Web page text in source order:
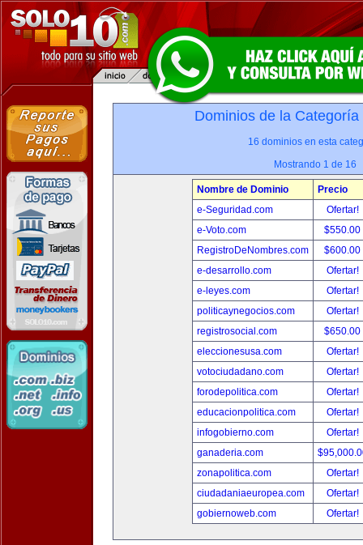
Dominios de la
16 dominios en esta
Mostrando 1 de 16
Nombre de Dominio
Precio
e-Seguridad.com
Ofertar!
e-Voto.com
$550.00
RegistroDeNombres.com
$600.00
e-desarrollo.com
Ofertar!
e-leyes.com
Ofertar!
politicaynegocios.com
Ofertar!
registrosocial.com
$650.00
eleccionesusa.com
Ofertar!
votociudadano.com
Ofertar!
forodepolitica.com
Ofertar!
educacionpolitica.com
Ofertar!
infogobierno.com
Ofertar!
ganaderia.com
zonapolitica.com
Ofertar!
ciudadaniaeuropea.com
Ofertar!
gobiernoweb.com
Ofertar!